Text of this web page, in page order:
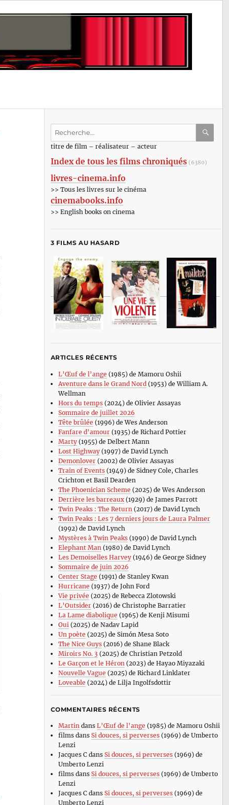
Recherche
:titre de film – réalisateur – acteur
Index de tous les films chroniqués (6380)
livres-cinema.info
>> Tous les livres sur le cinéma
cinemabooks.info
>> English books on cinema
3 FILMS AU HASARD
ARTICLES RÉCENTS
L’Œuf de l’ange (1985) de Mamoru Oshii
Aventure dans le Grand Nord(1953) de William A.
Wellman
Hors du temps(2024) de Olivier Assayas
Sommaire de juillet 2026
Tête brûlée (1996) de Wes Anderson
Fanfare d’amour(1935) de Richard Pottier
Marty(1955) de Delbert Mann
Lost Highway(1997) de David Lynch
Demonlover(2002) de Olivier Assayas
Train of Events(1949) de Sidney Cole, Charles
Crichton et Basil Dearden
The Phoenician Scheme (2025) de Wes Anderson
Derrière les barreaux(1929) de James Parrott
Twin Peaks : The Return (2017) de David Lynch
Twin Peaks : Les 7 derniers jours de Laura Palmer
(1992) de David Lynch
Mystères à Twin Peaks(1990) de David Lynch
Elephant Man (1980) de David Lynch
Les Demoiselles Harvey(1946) de George Sidney
Sommaire de juin 2026
Center Stage (1991) de Stanley Kwan
Hurricane (1937) de John Ford
Vie privée (2025) de Rebecca Zlotowski
L’Outsider(2016) de Christophe Barratier
La Lame diabolique (1965) de Kenji Misumi
Oui (2025) de Nadav Lapid
Un poète (2025) de Simón Mesa Soto
The Nice Guys(2016) de Shane Black
Miroirs No. 3 (2025) de Christian Petzold
Le Garçon et le Héron (2023) de Hayao Miyazaki
Nouvelle Vague (2025) de Richard Linklater
Loveable (2024) de Lilja Ingolfsdottir
COMMENTAIRES RÉCENTS
Martindans L’Œuf de l’ange (1985) de Mamoru Oshii
filmsdans Si douces, si perverses(1969) de Umberto
Lenzi
Jacques Cdans Si douces, si perverses(1969) de
Umberto Lenzi
filmsdans Si douces, si perverses(1969) de Umberto
Lenzi
Jacques Cdans Si douces, si perverses(1969) de
Umberto Lenzi